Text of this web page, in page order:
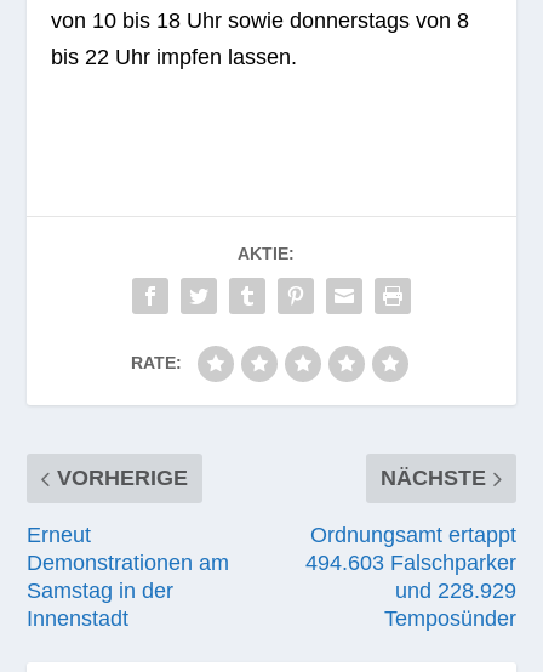
von 10 bis 18 Uhr sowie don­ners­tags von 8
bis 22 Uhr imp­fen lassen.
AKTIE:
RATE:
VORHERIGE
Erneut
Demonstrationen am
Samstag in der
Innenstadt
NÄCHSTE
Ordnungsamt ertappt
494.603 Falschparker
und 228.929
Temposünder